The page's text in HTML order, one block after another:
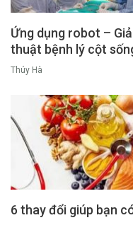
Ứng dụng robot –
thuật bệnh lý cột
Thúy Hà
6 thay đổi giúp bạn